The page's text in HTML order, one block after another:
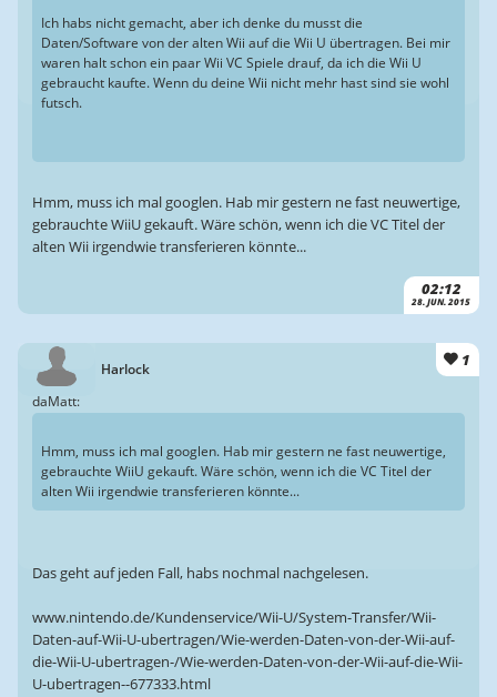
02:12
28. JUN. 2015
Ich habs nicht gemacht, aber ich denke du musst die
Daten/Software von der alten Wii auf die Wii U übertragen. Bei mir
waren halt schon ein paar Wii VC Spiele drauf, da ich die Wii U
gebraucht kaufte. Wenn du deine Wii nicht mehr hast sind sie wohl
futsch.
Hmm, muss ich mal googlen. Hab mir gestern ne fast neuwertige,
gebrauchte WiiU gekauft. Wäre schön, wenn ich die VC Titel der
alten Wii irgendwie transferieren könnte...
Harlock 1
daMatt:
Hmm, muss ich mal googlen. Hab mir gestern ne fast neuwertige,
gebrauchte WiiU gekauft. Wäre schön, wenn ich die VC Titel der
alten Wii irgendwie transferieren könnte...
Das geht auf jeden Fall, habs nochmal nachgelesen.
www.nintendo.de/Kundenservice/Wii-U/System-Transfer/Wii-
Daten-auf-Wii-U-ubertragen/Wie-werden-Daten-von-der-Wii-auf-
die-Wii-U-ubertragen-/Wie-werden-Daten-von-der-Wii-auf-die-Wii-
U-ubertragen--677333.html